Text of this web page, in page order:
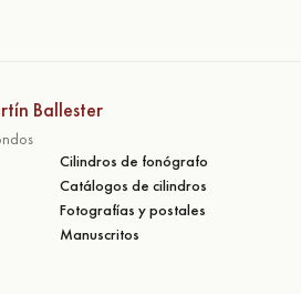
Ballester
Cilindros de fonógrafo
Catálogos de cilindros
Fotografías y postales
Manuscritos